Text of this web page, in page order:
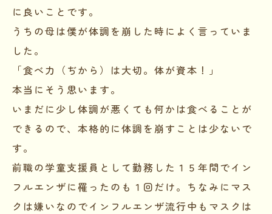
に良いことです。
うちの母は僕が体調を崩した時によく言っていま
した。
「食べ力（ぢから）は大切。体が資本！」
本当にそう思います。
いまだに少し体調が悪くても何かは食べることが
できるので、本格的に体調を崩すことは少ないで
す。
前職の学童支援員として勤務した１５年間でイン
フルエンザに罹ったのも１回だけ。ちなみにマス
クは嫌いなのでインフルエンザ流行中もマスクは